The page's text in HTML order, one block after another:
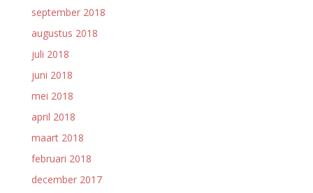
september 2018
augustus 2018
juli 2018
juni 2018
mei 2018
april 2018
maart 2018
februari 2018
december 2017